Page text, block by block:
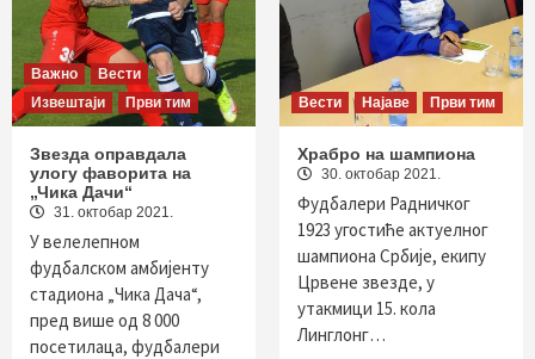
Важно
Вести
Извештаји
Први тим
Звезда оправдала
улогу фаворита на
„Чика Дачи“
31. октобар 2021.
У велелепном
фудбалском амбијенту
стадиона „Чика Дача“,
пред више од 8 000
посетилаца, фудбалери
Вести Најаве Први тим
Храбро на шампиона
30. октобар 2021.
Фудбалери Радничког
1923 угостиће актуелног
шампиона Србије, екипу
Црвене звезде, у
утакмици 15. кола
Линглонг…